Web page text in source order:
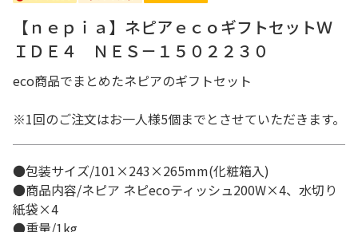
【ｎｅｐｉａ】ネピアｅｃｏギフトセットＷ
ＩＤＥ４ ＮＥＳ－１５０２２３０
eco商品でまとめたネピアのギフトセット
※1回のご注文はお一人様5個までとさせていただきます。
●包装サイズ/101×243×265mm(化粧箱入)
●商品内容/ネピア ネピecoティッシュ200W×4、水切り
紙袋×4
●重量/1kg